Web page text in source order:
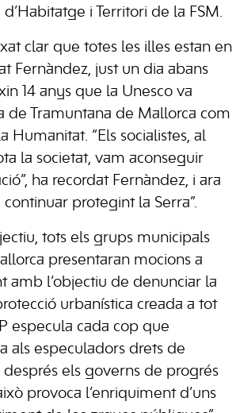
i Territori de la FSM.
clar que totes les illes estan en
Fernàndez, just un dia abans
14 anys que la Unesco va
de Tramuntana de Mallorca com
Humanitat. “Els socialistes, al
la societat, vam aconseguir
ha recordat Fernàndez, i ara
protegint la Serra”.
tots els grups municipals
presentaran mocions a
amb l’objectiu de denunciar la
urbanística creada a tot
especula cada cop que
als especuladors drets de
els governs de progrés
provoca l’enriquiment d’uns